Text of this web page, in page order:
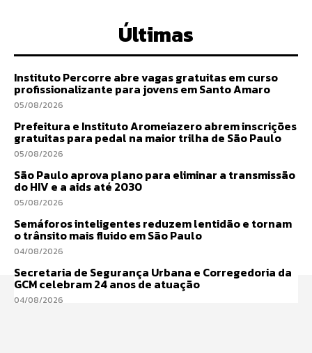
Últimas
Instituto Percorre abre vagas gratuitas em curso
profissionalizante para jovens em Santo Amaro
05/08/2026
Prefeitura e Instituto Aromeiazero abrem inscrições
gratuitas para pedal na maior trilha de São Paulo
05/08/2026
São Paulo aprova plano para eliminar a transmissão
do HIV e a aids até 2030
05/08/2026
Semáforos inteligentes reduzem lentidão e tornam
o trânsito mais fluido em São Paulo
04/08/2026
Secretaria de Segurança Urbana e Corregedoria da
GCM celebram 24 anos de atuação
04/08/2026